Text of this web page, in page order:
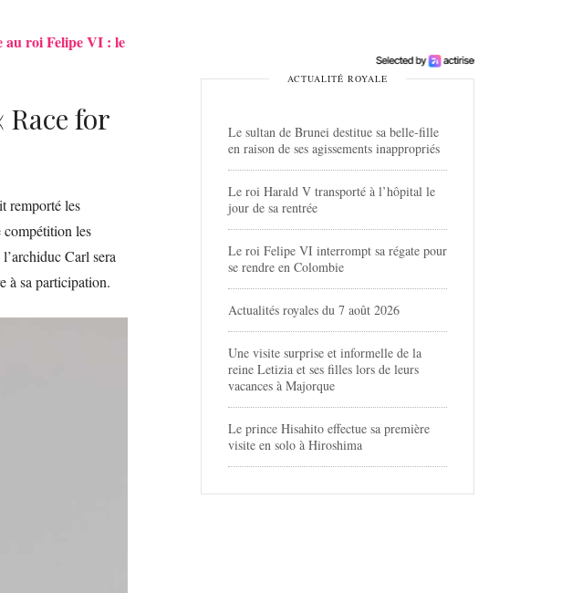
au roi Felipe VI : le
for
remporté les
compétition les
Carl sera
à sa participation.
ACTUALITÉ ROYALE
Le sultan de Brunei destitue sa belle-fille
en raison de ses agissements inappropriés
Le roi Harald V transporté à l’hôpital le
jour de sa rentrée
Le roi Felipe VI interrompt sa régate pour
se rendre en Colombie
Actualités royales du 7 août 2026
Une visite surprise et informelle de la
reine Letizia et ses filles lors de leurs
vacances à Majorque
Le prince Hisahito effectue sa première
visite en solo à Hiroshima